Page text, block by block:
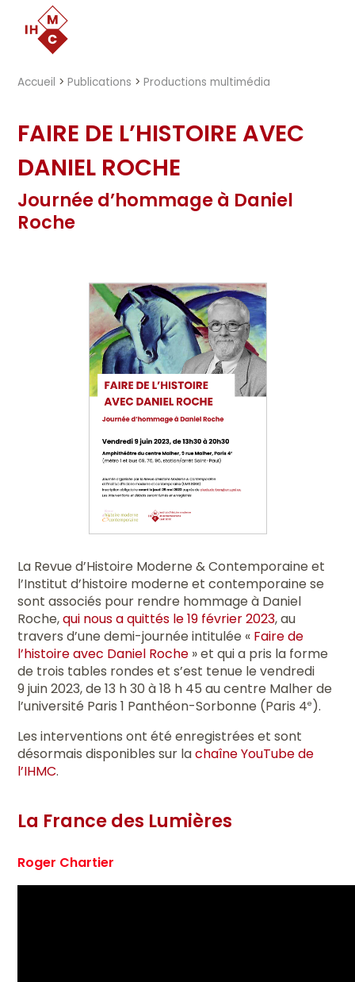
Accueil >Publications >Productions multimédia
FAIRE DE L’HISTOIRE AVEC
DANIEL ROCHE
Journée d’hommage à Daniel
Roche
La Revue d’Histoire Moderne & Contemporaine et
l’Institut d’histoire moderne et contemporaine se
sont associés pour rendre hommage à Daniel
Roche,qui nous a quittés le 19 février 2023, au
travers d’une demi-journée intitulée « Faire de
l’histoire avec Daniel Roche » et qui a pris la forme
de trois tables rondes et s’est tenue le vendredi
9 juin 2023, de 13 h 30 à 18 h 45 au centre Malher de
l’université Paris 1 Panthéon-Sorbonne (Paris 4e ).
Les interventions ont été enregistrées et sont
désormais disponibles sur lachaîne YouTube de
l’IHMC.
La France des Lumières
Roger Chartier